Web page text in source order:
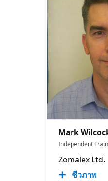
Mark
Independent
Zomalex Ltd.
ชีวภาพ